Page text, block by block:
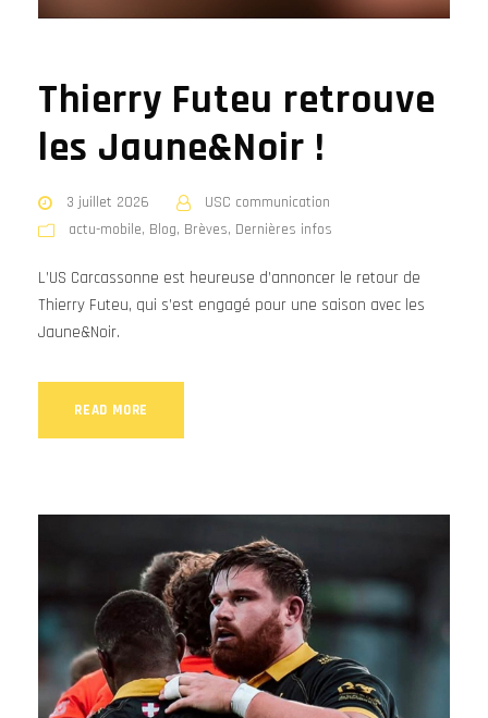
Thierry Futeu retrouve
les Jaune&Noir !
3 juillet 2026
USC communication
actu-mobile, Blog, Brèves, Dernières infos
L’US Carcassonne est heureuse d’annoncer le retour de
Thierry Futeu, qui s’est engagé pour une saison avec les
Jaune&Noir.
READ MORE